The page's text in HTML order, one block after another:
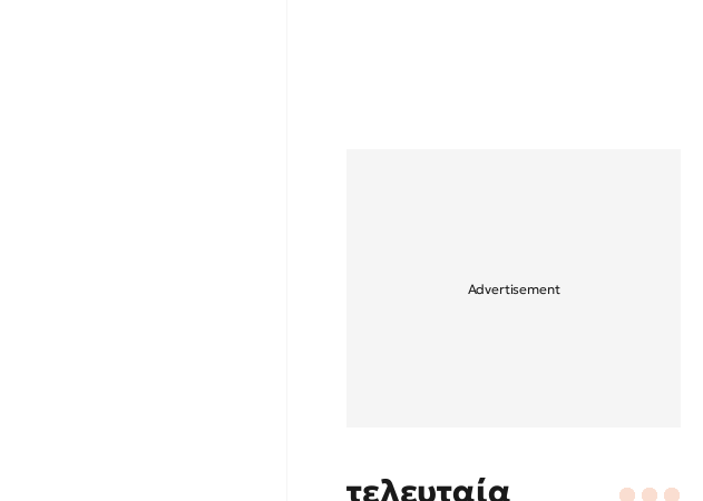
τελευταία